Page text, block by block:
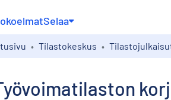
Selaa
Tilastokeskus